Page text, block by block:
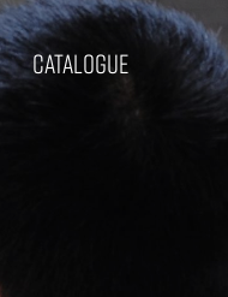
Catalogue